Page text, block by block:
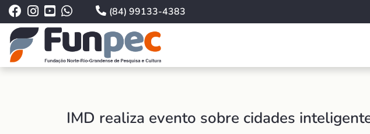
(84) 99133-4383
IMD realiza evento sobre cidades